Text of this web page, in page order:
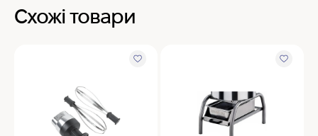
Схожі товари